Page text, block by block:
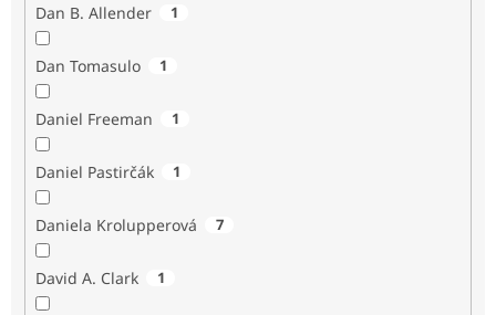
Dan B. Allender 1
Dan Tomasulo 1
Daniel Freeman 1
Daniel Pastirčák 1
Daniela Krolupperová 7
David A. Clark 1